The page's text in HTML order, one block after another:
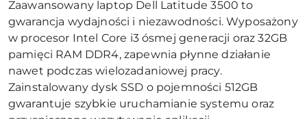
Zaawansowany laptop Dell Latitude 3500 to
gwarancja wydajności i niezawodności. Wyposażony
w procesor Intel Core i3 ósmej generacji oraz 32GB
pamięci RAM DDR4, zapewnia płynne działanie
nawet podczas wielozadaniowej pracy.
Zainstalowany dysk SSD o pojemności 512GB
gwarantuje szybkie uruchamianie systemu oraz